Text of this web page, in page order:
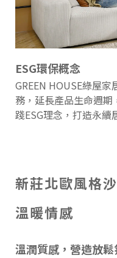
ESG環保概念
GREEN HOUSE綠屋
務，延長產品生命週
踐ESG理念，打造永續
新莊北歐風格
溫暖情感
溫潤質感，營造放鬆